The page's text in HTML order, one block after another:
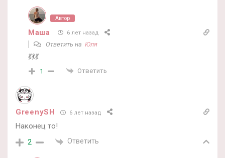
Автор
Маша 6 лет назад
Ответить на Юля
💃💃💃
1 Ответить
GreenySH 6 лет назад
Наконец то!
2 Ответить